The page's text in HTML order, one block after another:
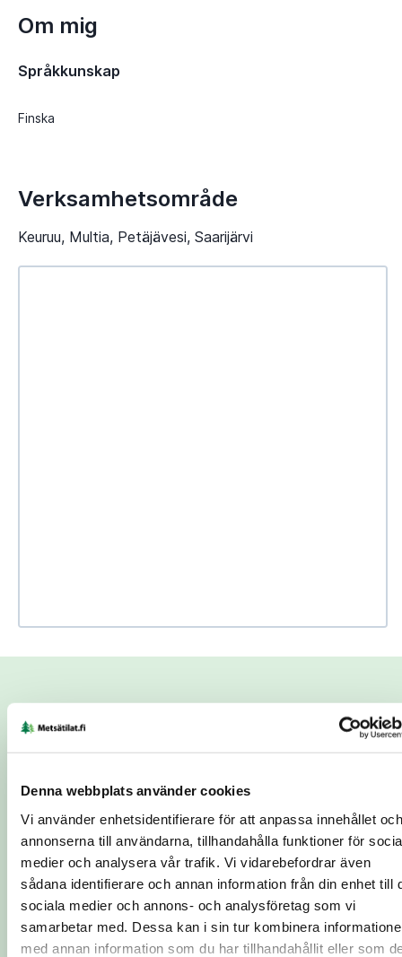
Denna webbplats använder cookies
Vi använder enhetsidentifierare för att anpassa innehållet och
annonserna till användarna, tillhandahålla funktioner för
medier och analysera vår trafik. Vi vidarebefordrar även
sådana identifierare och annan information från din enhet till
sociala medier och annons- och analysföretag som vi
samarbetar med. Dessa kan i sin tur kombinera
med annan information som du har tillhandahållit eller som
Om mig
Språkkunskap
Finska
Verksamhetsområde
Keuruu, Multia, Petäjävesi, Saarijärvi
Use two fingers to move the map
Begäran om kontakt
Namn * Telefonnummer *
E-postadress * Ort *